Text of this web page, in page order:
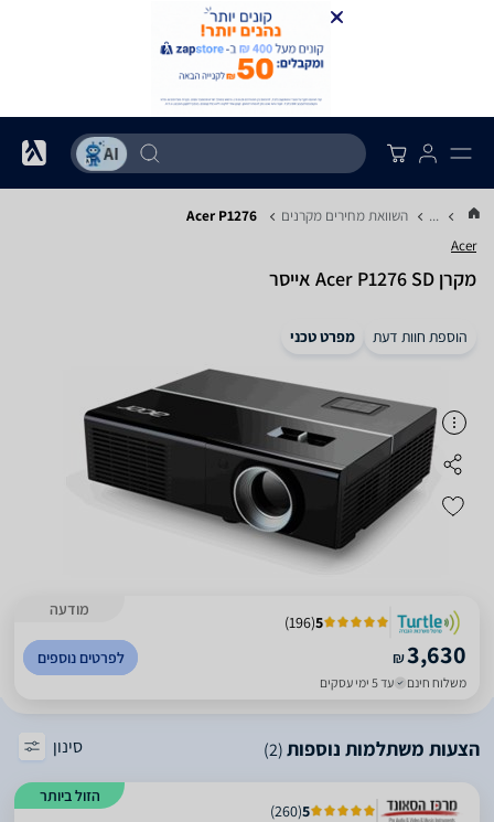
... השוואת מחירים מקרנים Acer P1276
Acer
מקרן Acer P1276 SD אייסר
הוספת חוות דעת מפרט טכני
מודעה
5
(
196
)
₪3,630
משלוח חינם עד 5 ימי עסקים
לפרטים נוספים
הצעות משתלמות נוספות(2) סינון
הזול ביותר
5
(
260
)